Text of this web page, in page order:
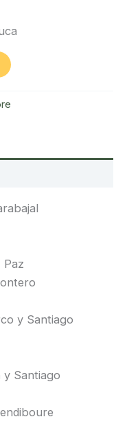
Paz
y Santiago
y Santiago